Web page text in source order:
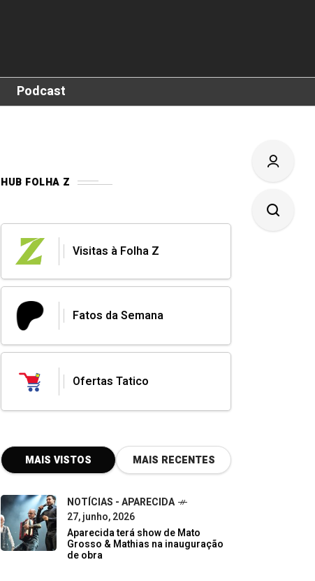
Podcast
HUB FOLHA Z
Visitas à Folha Z
Fatos da Semana
Ofertas Tatico
MAIS VISTOS MAIS RECENTES
NOTÍCIAS - APARECIDA
27, junho, 2026
Aparecida terá show de Mato
Grosso & Mathias na inauguração
de obra